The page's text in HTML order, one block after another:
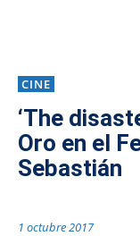
CINE
‘The
Oro en el
Sebastián
1 octubre 2017